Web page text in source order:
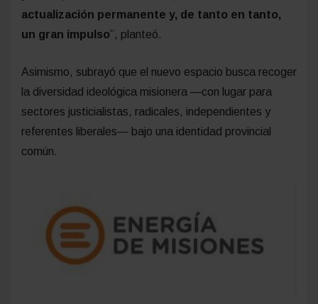
actualización permanente y, de tanto en tanto,
un gran impulso”, planteó.
Asimismo, subrayó que el nuevo espacio busca recoger
la diversidad ideológica misionera —con lugar para
sectores justicialistas, radicales, independientes y
referentes liberales— bajo una identidad provincial
común.